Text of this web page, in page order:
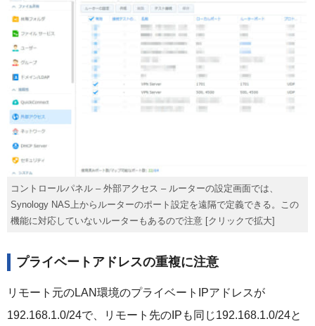
コントロールパネル – 外部アクセス – ルーターの設定画面では、
Synology NAS上からルーターのポート設定を遠隔で定義できる。この
機能に対応していないルーターもあるので注意 [クリックで拡大]
プライベートアドレスの重複に注意
リモート元のLAN環境のプライベートIPアドレスが
192.168.1.0/24で、リモート先のIPも同じ192.168.1.0/24と